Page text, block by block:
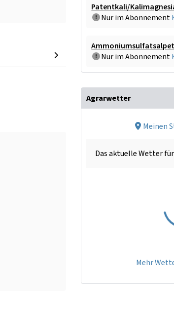
Patentkali/
Nur im Abonnement
Nur im Abonnement
Agrarwetter
Meinen
Das aktuelle Wetter für
Mehr